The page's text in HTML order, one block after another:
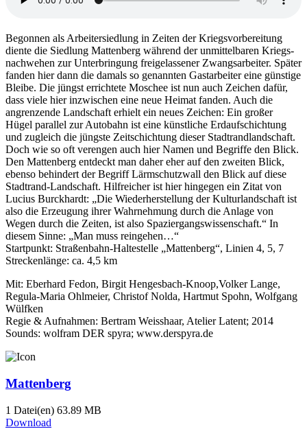
Begonnen als Arbeiter­siedlung in Zeiten der Kriegs­vor­bereitung
diente die Siedlung Mattenberg während der unmittel­baren Kriegs­
nach­wehen zur Unter­bringung frei­ge­lassener Zwangs­arbeiter. Später
fanden hier dann die damals so genannten Gast­arbeiter eine günstige
Bleibe. Die jüngst errichtete Moschee ist nun auch Zeichen dafür,
dass viele hier inzwischen eine neue Heimat fanden. Auch die
angrenzende Landschaft erhielt ein neues Zeichen: Ein großer
Hügel parallel zur Autobahn ist eine künstliche Erdauf­schichtung
und zugleich die jüngste Zeit­schichtung dieser Stadt­rand­land­schaft.
Doch wie so oft verengen auch hier Namen und Begriffe den Blick.
Den Mattenberg entdeckt man daher eher auf den zweiten Blick,
ebenso behindert der Begriff Lärm­schutz­wall den Blick auf diese
Stadt­rand-Land­schaft. Hilf­reicher ist hier hin­gegen ein Zitat von
Lucius Burckhardt: „Die Wieder­her­stellung der Kultur­land­schaft ist
also die Erzeugung ihrer Wahr­nehmung durch die Anlage von
Wegen durch die Zeiten, ist also Spazier­gangs­wissen­schaft.“ In
diesem Sinne: „Man muss reingehen…“
Startpunkt: Straßenbahn-Haltestelle „Mattenberg“, Linien 4, 5, 7
Streckenlänge: ca. 4,5 km
Mit: Eberhard Fedon, Birgit Hengesbach-Knoop,Volker Lange,
Regula-Maria Ohlmeier, Christof Nolda, Hartmut Spohn, Wolfgang
Wülfken
Regie & Aufnahmen: Bertram Weisshaar, Atelier Latent; 2014
Sounds: wolfram DER spyra; www.derspyra.de
Mattenberg
1 Datei(en) 63.89 MB
Download